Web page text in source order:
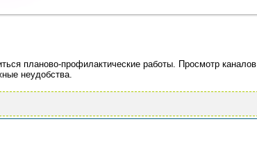
планово-профилактические работы. Просмотр каналов
неудобства.